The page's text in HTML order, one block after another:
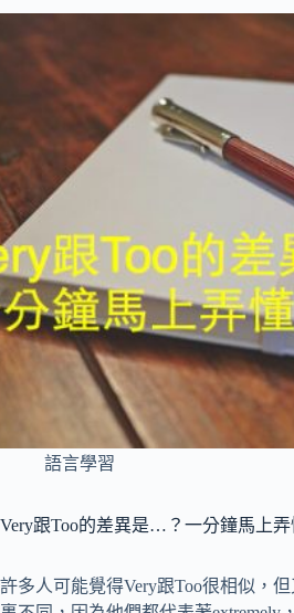
語言學習
Very跟Too的差異是…？一分鐘馬上弄
許多人可能覺得Very跟Too很相似，